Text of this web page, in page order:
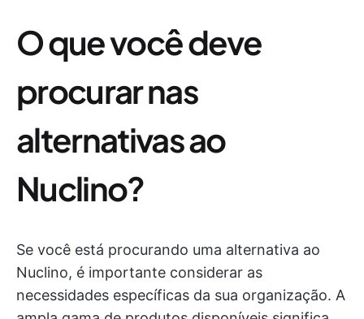
O que você deve
procurar nas
alternativas ao
Nuclino?
Se você está procurando uma alternativa ao
Nuclino, é importante considerar as
necessidades específicas da sua organização. A